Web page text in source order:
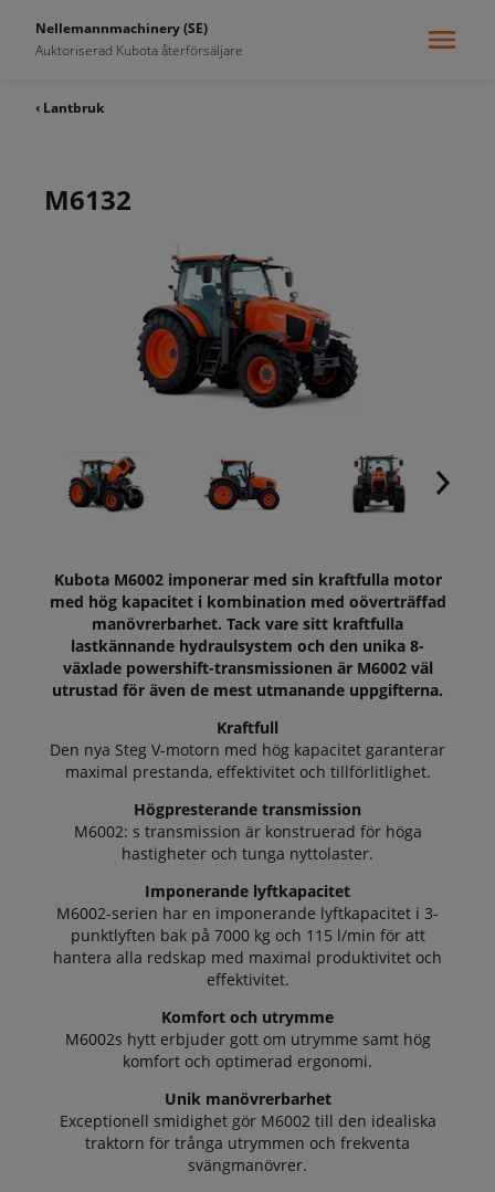
Nellemannmachinery (SE)
Auktoriserad Kubota återförsäljare
‹ Lantbruk
M6132
Kubota M6002 imponerar med sin kraftfulla motor
med hög kapacitet i kombination med oöverträffad
manövrerbarhet. Tack vare sitt kraftfulla
lastkännande hydraulsystem och den unika 8-
växlade powershift-transmissionen är M6002 väl
utrustad för även de mest utmanande uppgifterna.
Kraftfull
Den nya Steg V-motorn med hög kapacitet garanterar
maximal prestanda, effektivitet och tillförlitlighet.
Högpresterande transmission
M6002: s transmission är konstruerad för höga
hastigheter och tunga nyttolaster.
Imponerande lyftkapacitet
M6002-serien har en imponerande lyftkapacitet i 3-
punktlyften bak på 7000 kg och 115 l/min för att
hantera alla redskap med maximal produktivitet och
effektivitet.
Komfort och utrymme
M6002s hytt erbjuder gott om utrymme samt hög
komfort och optimerad ergonomi.
Unik manövrerbarhet
Exceptionell smidighet gör M6002 till den idealiska
traktorn för trånga utrymmen och frekventa
svängmanövrer.